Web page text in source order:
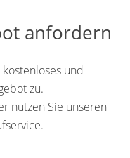
anfordern
und
zu.
nutzen Sie unseren